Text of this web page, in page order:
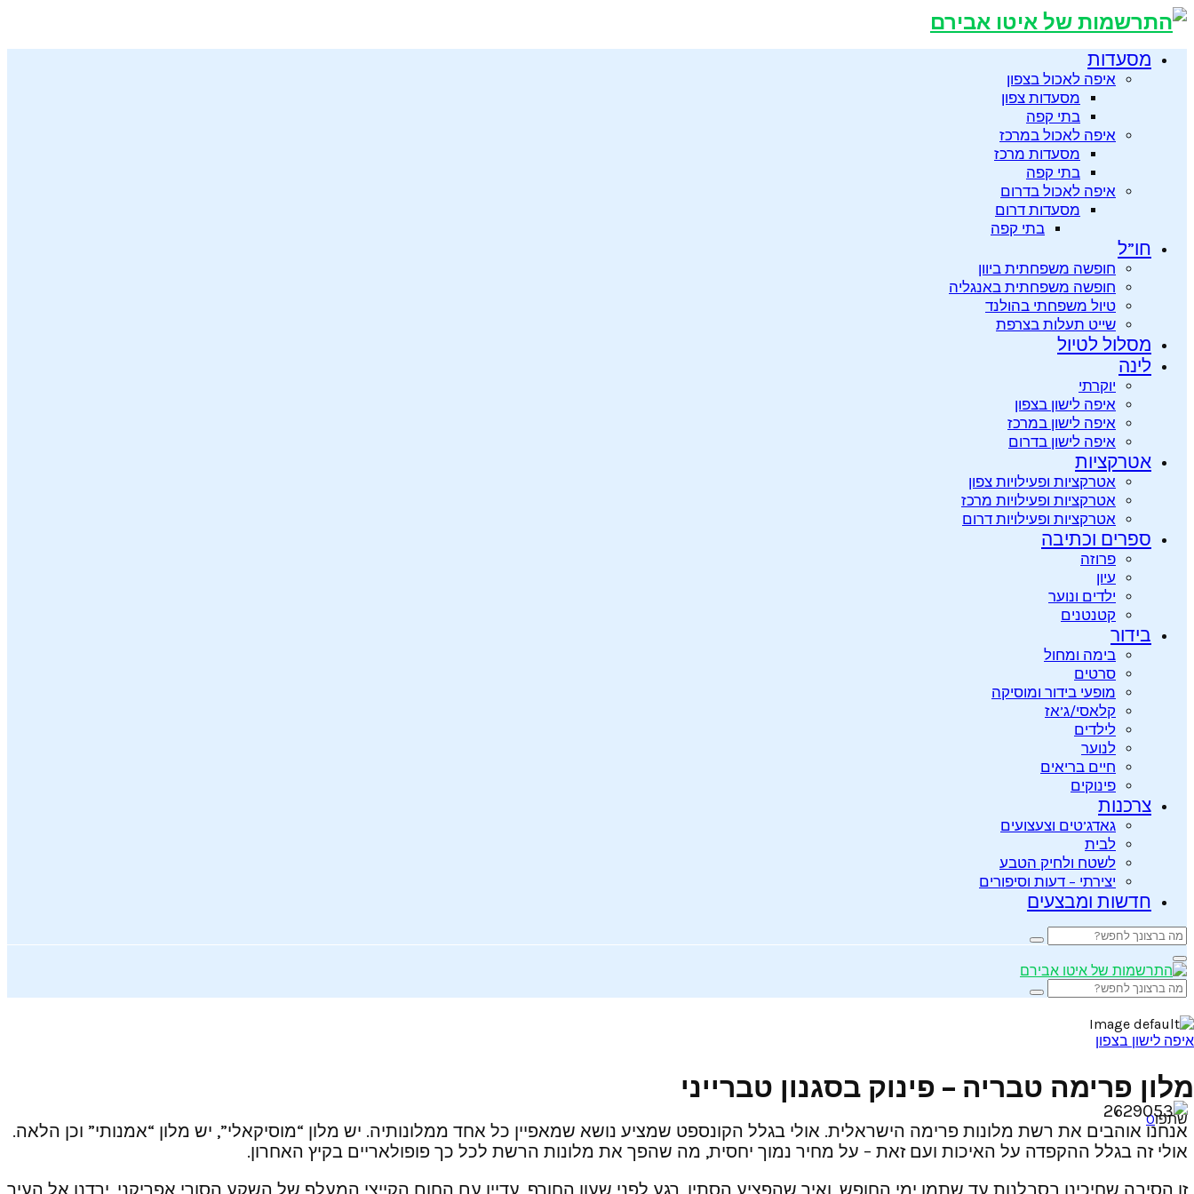
מסעדות
איפה לאכול בצפון
מסעדות צפון
בתי קפה
איפה לאכול במרכז
מסעדות מרכז
בתי קפה
איפה לאכול בדרום
מסעדות דרום
בתי קפה
חו”ל
חופשה משפחתית ביוון
חופשה משפחתית באנגליה
טיול משפחתי בהולנד
שייט תעלות בצרפת
מסלול לטיול
לינה
יוקרתי
איפה לישון בצפון
איפה לישון במרכז
איפה לישון בדרום
אטרקציות
אטרקציות ופעילויות צפון
אטרקציות ופעילויות מרכז
אטרקציות ופעילויות דרום
ספרים וכתיבה
פרוזה
עיון
ילדים ונוער
קטנטנים
בידור
בימה ומחול
סרטים
מופעי בידור ומוסיקה
קלאסי/ג’אז
לילדים
לנוער
חיים בריאים
פינוקים
צרכנות
גאדג’טים וצעצועים
לבית
לשטח ולחיק הטבע
יצירתי – דעות וסיפורים
חדשות ומבצעים
Search
for:
Search
Primary
Menu
Search
for:
Search
איפה לישון בצפון
מלון פרימה טבריה – פינוק בסגנון טברייני
שתפו0
אנחנו אוהבים את רשת מלונות פרימה הישראלית. אולי בגלל הקונספט שמציע נושא שמאפיין כל אחד ממלונותיה. יש מלון “מוסיקאלי”, יש מלון “אמנותי” וכן הלאה.
אולי זה בגלל ההקפדה על האיכות ועם זאת – על מחיר נמוך יחסית, מה שהפך את מלונות הרשת לכל כך פופולאריים בקיץ האחרון.
זו הסיבה שחיכינו בסבלנות עד שתמו ימי החופש, ואיך שהפציע הסתיו, רגע לפני שעון החורף, עדיין עם החום הקייצי המעלף של השקע הסורי אפריקני, ירדנו אל העיר